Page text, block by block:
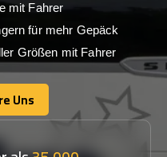
mit Fahrer
für mehr Gepäck
Größen mit Fahrer
Uns
Uns